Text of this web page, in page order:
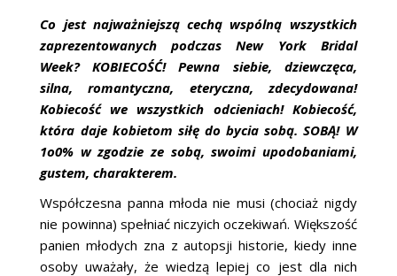
Co jest najważniejszą cechą wspólną wszystkich
zaprezentowanych podczas New York Bridal
Week? KOBIECOŚĆ! Pewna siebie, dziewczęca,
silna, romantyczna, eteryczna, zdecydowana!
Kobiecość we wszystkich odcieniach! Kobiecość,
która daje kobietom siłę do bycia sobą. SOBĄ! W
1o0% w zgodzie ze sobą, swoimi upodobaniami,
gustem, charakterem.
Współczesna panna młoda nie musi (chociaż nigdy
nie powinna) spełniać niczyich oczekiwań. Większość
panien młodych zna z autopsji historie, kiedy inne
osoby uważały, że wiedzą lepiej co jest dla nich